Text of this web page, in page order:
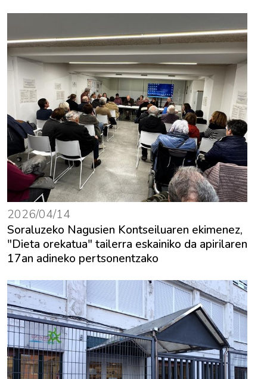
2026/04/14
Soraluzeko Nagusien Kontseiluaren ekimenez,
"Dieta orekatua" tailerra eskainiko da apirilaren
17an adineko pertsonentzako